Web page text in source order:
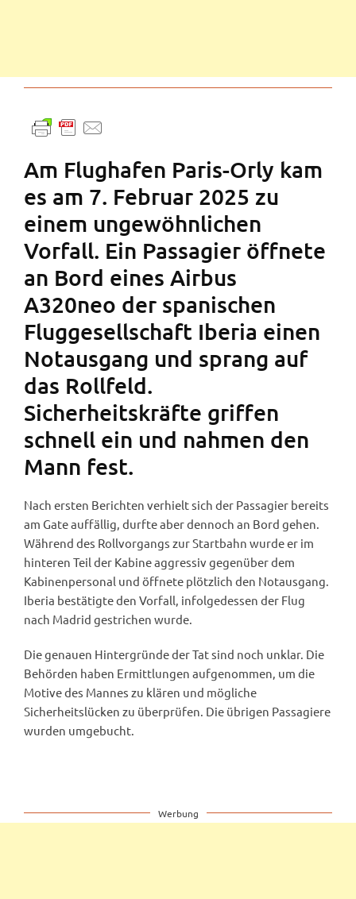
Am Flughafen Paris-Orly kam
es am 7. Februar 2025 zu
einem ungewöhnlichen
Vorfall. Ein Passagier öffnete
an Bord eines Airbus
A320neo der spanischen
Fluggesellschaft Iberia einen
Notausgang und sprang auf
das Rollfeld.
Sicherheitskräfte griffen
schnell ein und nahmen den
Mann fest.
Nach ersten Berichten verhielt sich der Passagier bereits
am Gate auffällig, durfte aber dennoch an Bord gehen.
Während des Rollvorgangs zur Startbahn wurde er im
hinteren Teil der Kabine aggressiv gegenüber dem
Kabinenpersonal und öffnete plötzlich den Notausgang.
Iberia bestätigte den Vorfall, infolgedessen der Flug
nach Madrid gestrichen wurde.
Die genauen Hintergründe der Tat sind noch unklar. Die
Behörden haben Ermittlungen aufgenommen, um die
Motive des Mannes zu klären und mögliche
Sicherheitslücken zu überprüfen. Die übrigen Passagiere
wurden umgebucht.
Werbung